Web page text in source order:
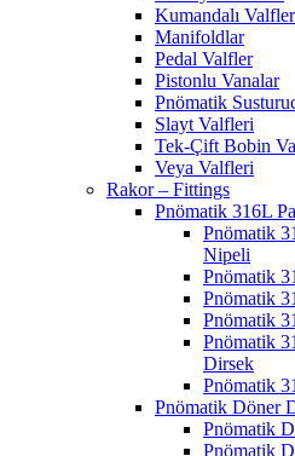
Kumandalı Valfler
Manifoldlar
Pedal Valfler
Pistonlu Vanalar
Pnömatik
Slayt Valfleri
Tek-Çift Bobin
Veya Valfleri
Rakor – Fittings
Pnömatik 316L
Pnömatik
Nipeli
Pnömatik
Pnömatik
Pnömatik
Pnömatik
Dirsek
Pnömatik
Pnömatik Döner
Pnömatik
Pnömatik